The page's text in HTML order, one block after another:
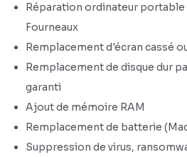
Réparation ordinateur portable
Fourneaux
Remplacement d'écran cassé
Remplacement de disque dur
garanti
Ajout de mémoire RAM
Remplacement de batterie
Suppression de virus,